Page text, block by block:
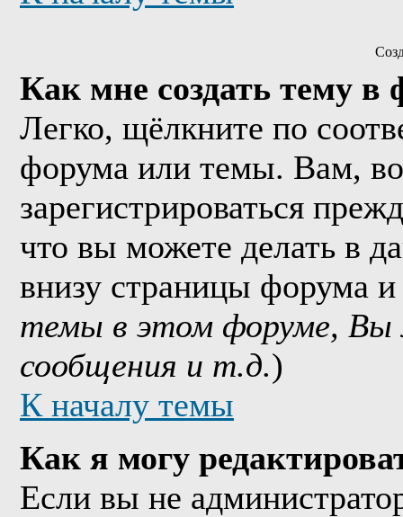
Как мне создать тему в
Легко, щёлкните по
форума или темы. Вам,
зарегистрироваться
что вы можете делать в
внизу страницы форума
темы в этом форуме,
сообщения и т.д.)
К началу темы
Как я могу
Если вы не